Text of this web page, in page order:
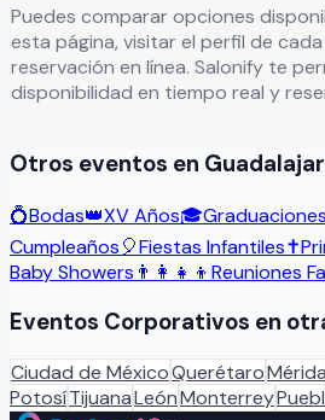
Puedes comparar opciones
esta página, visitar el perfil de
reservación en línea. Salonify te
disponibilidad en tiempo real y
Otros eventos en
💍Bodas👑XV Años🎓Graduaciones
Cumpleaños🎈Fiestas Infantiles✝️
Baby Showers 👨‍👩‍👧‍👦 Reuniones
Eventos Corporativos en
Ciudad de MéxicoQuerétaroMérida
PotosíTijuanaLeónMonterrey